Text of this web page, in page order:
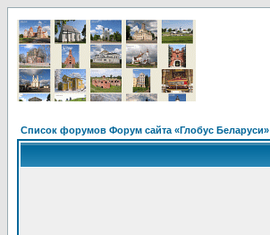
Список форумов Форум сайта «Глобус Беларуси»